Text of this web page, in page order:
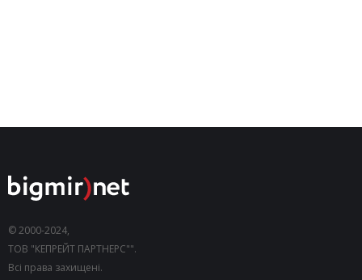
© 2000-2024,
ТОВ "КЕПРЕЙТ ПАРТНЕРС"".
Всі права захищені.